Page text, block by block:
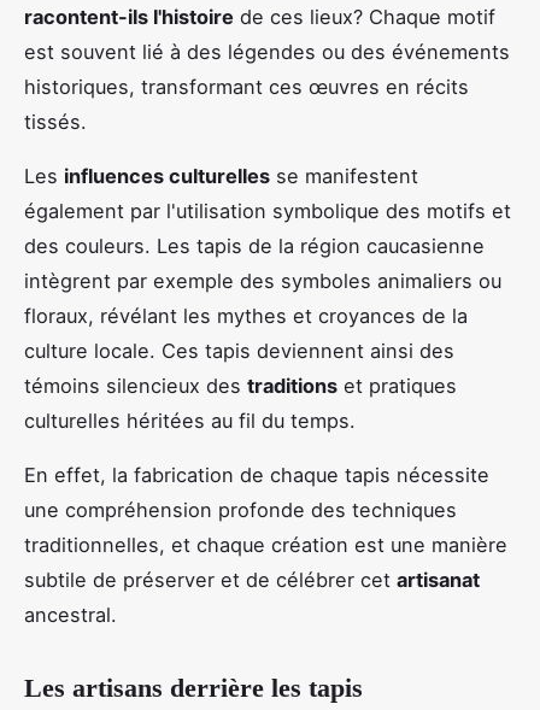
racontent-ils l'histoire de ces lieux? Chaque motif
est souvent lié à des légendes ou des événements
historiques, transformant ces œuvres en récits
tissés.
Les influences culturelles se manifestent
également par l'utilisation symbolique des motifs et
des couleurs. Les tapis de la région caucasienne
intègrent par exemple des symboles animaliers ou
floraux, révélant les mythes et croyances de la
culture locale. Ces tapis deviennent ainsi des
témoins silencieux des traditions et pratiques
culturelles héritées au fil du temps.
En effet, la fabrication de chaque tapis nécessite
une compréhension profonde des techniques
traditionnelles, et chaque création est une manière
subtile de préserver et de célébrer cet artisanat
ancestral.
Les artisans derrière les tapis